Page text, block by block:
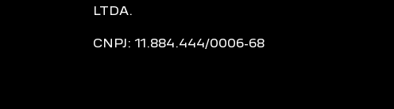
LTDA.
CNPJ: 11.884.444/0006-68